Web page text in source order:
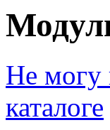
Не могу
каталоге